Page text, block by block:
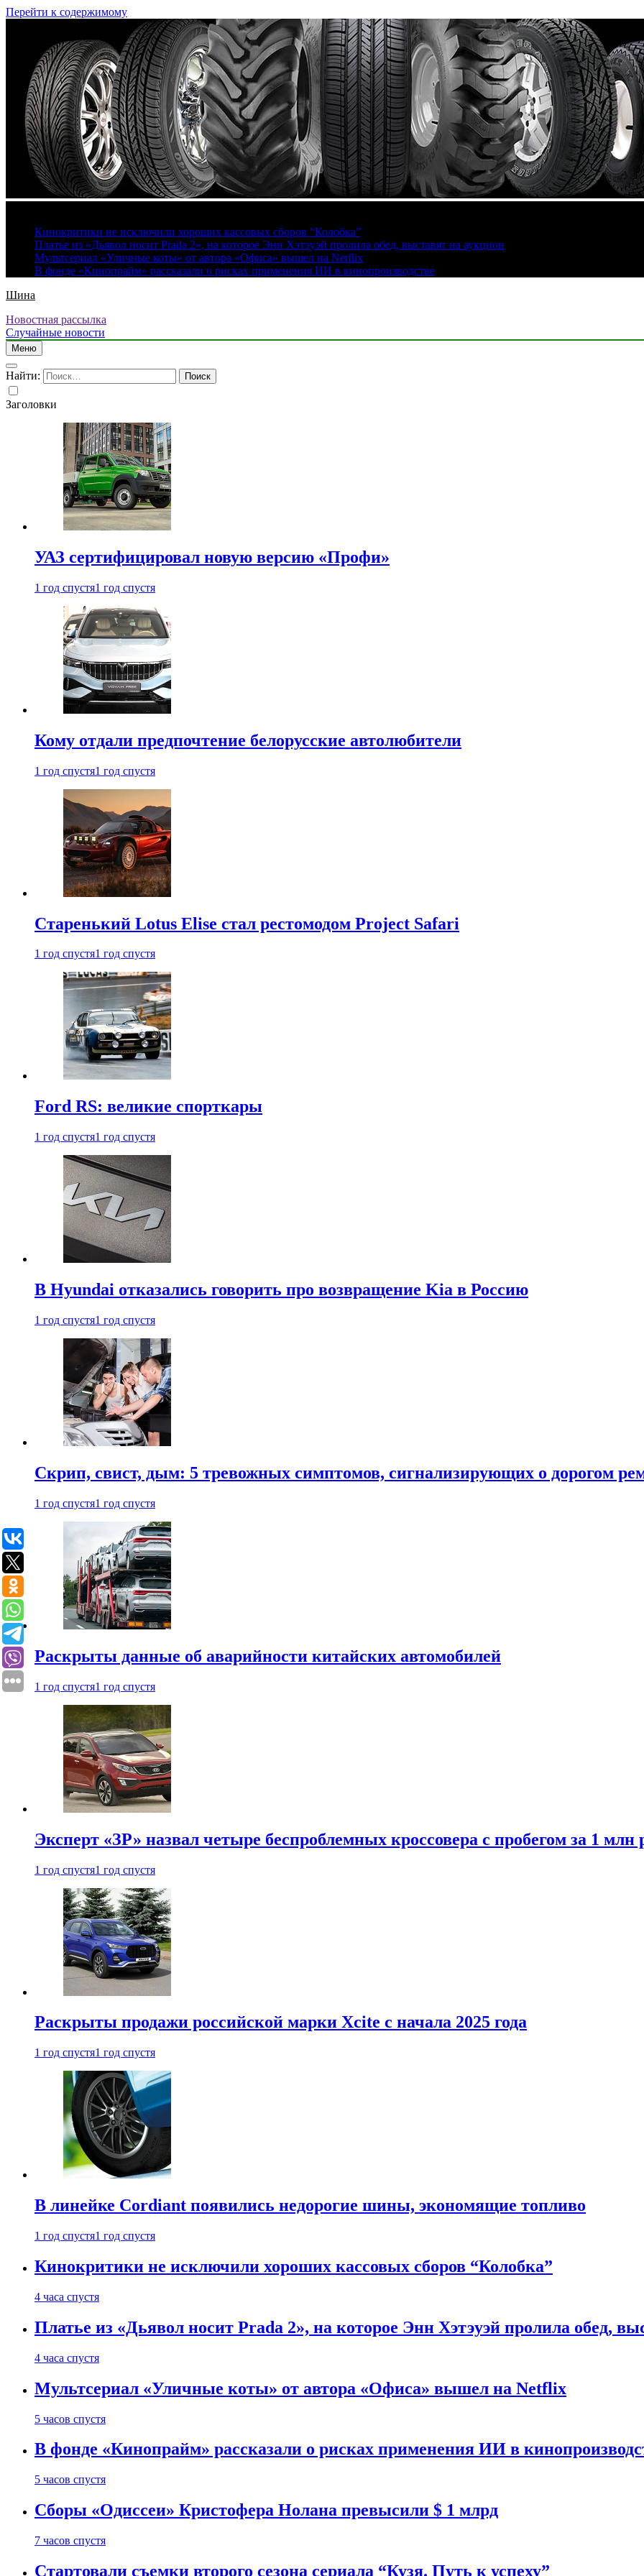
Перейти к содержимому
Кинокритики не исключили хороших кассовых сборов “Колобка”
Платье из «Дьявол носит Prada 2», на которое Энн Хэтэуэй пролила обед, выставят на аукцион
Мультсериал «Уличные коты» от автора «Офиса» вышел на Netflix
В фонде «Кинопрайм» рассказали о рисках применения ИИ в кинопроизводстве
Шина
Новостная рассылка
Случайные новости
Меню
Найти:
Заголовки
УАЗ сертифицировал новую версию «Профи»
1 год спустя1 год спустя
Кому отдали предпочтение белорусские автолюбители
1 год спустя1 год спустя
Старенький Lotus Elise стал рестомодом Project Safari
1 год спустя1 год спустя
Ford RS: великие спорткары
1 год спустя1 год спустя
В Hyundai отказались говорить про возвращение Kia в Россию
1 год спустя1 год спустя
Скрип, свист, дым: 5 тревожных симптомов, сигнализирующих о дорогом
1 год спустя1 год спустя
Раскрыты данные об аварийности китайских автомобилей
1 год спустя1 год спустя
Эксперт «ЗР» назвал четыре беспроблемных кроссовера с пробегом за 1 млн
1 год спустя1 год спустя
Раскрыты продажи российской марки Xcite с начала 2025 года
1 год спустя1 год спустя
В линейке Cordiant появились недорогие шины, экономящие топливо
1 год спустя1 год спустя
Кинокритики не исключили хороших кассовых сборов “Колобка”
4 часа спустя
Платье из «Дьявол носит Prada 2», на которое Энн Хэтэуэй пролила обед,
4 часа спустя
Мультсериал «Уличные коты» от автора «Офиса» вышел на Netflix
5 часов спустя
В фонде «Кинопрайм» рассказали о рисках применения ИИ в
5 часов спустя
Сборы «Одиссеи» Кристофера Нолана превысили $ 1 млрд
7 часов спустя
Стартовали съемки второго сезона сериала “Кузя. Путь к успеху”